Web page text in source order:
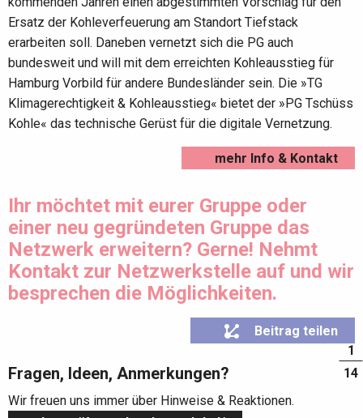
1
14
Ersatz der Kohleverfeuerung am Standort Tiefstack
erarbeiten soll. Daneben vernetzt sich die PG auch
bundesweit und will mit dem erreichten Kohleausstieg für
Hamburg Vorbild für andere Bundesländer sein. Die »TG
Klimagerechtigkeit & Kohleausstieg« bietet der »PG Tschüss
Kohle« das technische Gerüst für die digitale Vernetzung.
mehr Info & Kontakt
Ihr möchtet mit eurer Gruppe oder
einer neu gegründeten Gruppe das
Netzwerk erweitern? Gerne! Nehmt
Kontakt zur Netzwerkstelle auf und wir
besprechen die Möglichkeiten.
Beitrag teilen
Fragen, Ideen, Anmerkungen?
Wir freuen uns immer über Hinweise & Reaktionen.